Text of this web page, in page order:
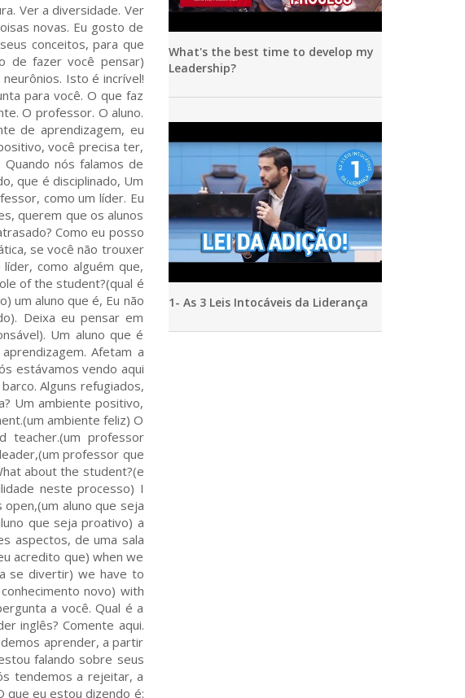
Ver a diversidade. Ver
novas. Eu gosto de
conceitos, para que
de fazer você pensar)
Isto é incrível!
para você. O que faz
O professor. O aluno.
de aprendizagem, eu
você precisa ter,
nós falamos de
que é disciplinado, Um
como um líder. Eu
querem que os alunos
Como eu posso
se você não trouxer
como alguém que,
of the student?(qual é
um aluno que é, Eu não
Deixa eu pensar em
Um aluno que é
Afetam a
estávamos vendo aqui
Alguns refugiados,
Um ambiente positivo,
ambiente feliz) O
teacher.(um professor
professor que
about the student?(e
neste processo) I
aluno que seja
que seja proativo) a
aspectos, de uma sala
acredito que) when we
se divertir) we have to
novo) with
a você. Qual é a
inglês? Comente aqui.
aprender, a partir
falando sobre seus
tendemos a rejeitar, a
que eu estou dizendo é:
What's the best time to develop my
Leadership?
1- As 3 Leis Intocáveis da Liderança